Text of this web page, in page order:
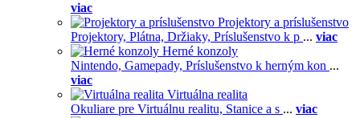
viac
Projektory a príslušenstvo
Projektory, Plátna, Držiaky, Príslušenstvo k p ... viac
Herné konzoly
Nintendo, Gamepady, Príslušenstvo k herným kon ...
viac
Virtuálna realita
Okuliare pre Virtuálnu realitu, Stanice a s ... viac